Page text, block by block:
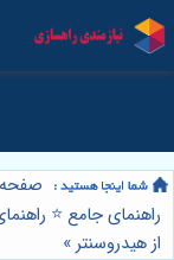
راهنمای جامع ⭐️
از هیدروسنتر»